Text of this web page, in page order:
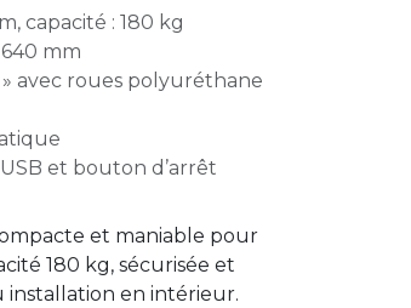
capacité : 180 kg
mm
avec roues polyuréthane
et bouton d’arrêt
et maniable pour
180 kg, sécurisée et
installation en intérieur.